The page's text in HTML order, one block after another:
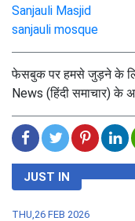
Sanjauli Masjid
sanjauli mosque
फेसबुक पर हमसे जुड़ने के
News (हिंदी समाचार) के
JUST IN
THU,26 FEB 2026